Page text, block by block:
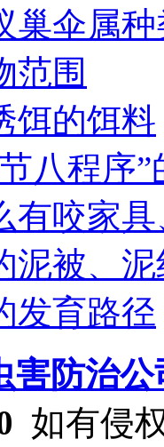
巢伞属
范围
饵的饵料
八程序”
有咬家
泥被、泥
发育路径
害防治公
如有侵